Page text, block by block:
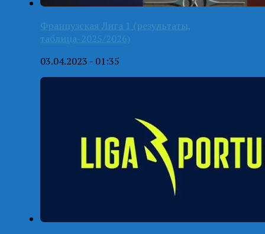
Французская Лига 1 (результаты,
таблица-2025/2026)
03.04.2023 - 01:35